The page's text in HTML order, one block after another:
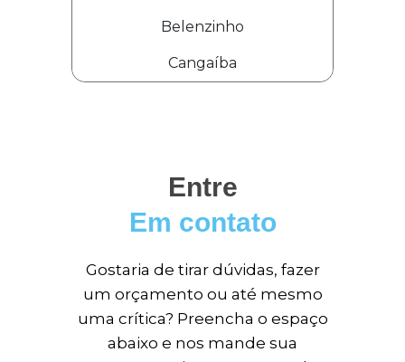
Belenzinho
Cangaíba
Entre
Em contato
Gostaria de tirar dúvidas, fazer
um orçamento ou até mesmo
uma crítica? Preencha o espaço
abaixo e nos mande sua